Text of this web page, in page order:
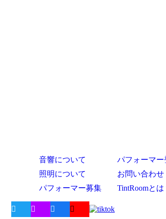
音響について
照明について
パフォーマー募集
パフォーマ
お問い合わせ
TintRoomとは